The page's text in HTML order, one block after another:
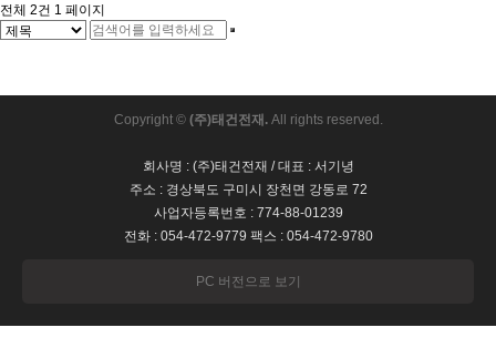
전체 2건 1 페이지
Copyright © (주)태건전재.All rights reserved.
회사명 : (주)태건전재 / 대표 : 서기녕
주소 : 경상북도 구미시 장천면 강동로 72
사업자등록번호 : 774-88-01239
전화 : 054-472-9779 팩스 : 054-472-9780
PC 버전으로 보기